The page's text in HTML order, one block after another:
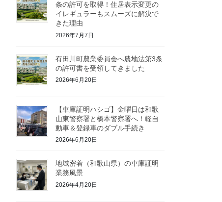
条の許可を取得！住居表示変更の
イレギュラーもスムーズに解決で
きた理由
2026年7月7日
有田川町農業委員会へ農地法第3条
の許可書を受領してきました
2026年6月20日
【車庫証明ハシゴ】金曜日は和歌
山東警察署と橋本警察署へ！軽自
動車＆登録車のダブル手続き
2026年6月20日
地域密着（和歌山県）の車庫証明
業務風景
2026年4月20日